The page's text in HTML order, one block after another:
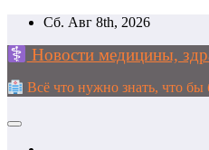
Перейти
содержимому
Сб. Авг 8th, 2026
Новости медицины,
Всё что нужно знать, что бы